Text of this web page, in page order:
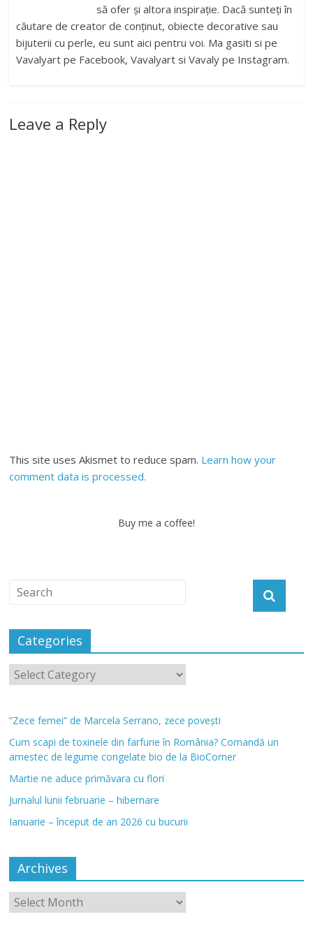
să ofer și altora inspirație. Dacă sunteți în
căutare de creator de conținut, obiecte decorative sau
bijuterii cu perle, eu sunt aici pentru voi. Ma gasiti si pe
Vavalyart pe Facebook, Vavalyart si Vavaly pe Instagram.
Leave a Reply
This site uses Akismet to reduce spam. Learn how your
comment data is processed.
Buy me a coffee!
Categories
”Zece femei” de Marcela Serrano, zece povești
Cum scapi de toxinele din farfurie în România? Comandă un
amestec de legume congelate bio de la BioCorner
Martie ne aduce primăvara cu flori
Jurnalul lunii februarie – hibernare
Ianuarie – început de an 2026 cu bucurii
Archives